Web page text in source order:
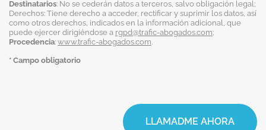
Destinatarios: No se cederán datos a terceros, salvo obligación legal;
Derechos: Tiene derecho a acceder, rectificar y suprimir los datos, así
como otros derechos, indicados en la información adicional, que
puede ejercer dirigiéndose a rgpd@trafic-abogados.com;
Procedencia: www.trafic-abogados.com.
* Campo obligatorio
LLAMADME AHORA